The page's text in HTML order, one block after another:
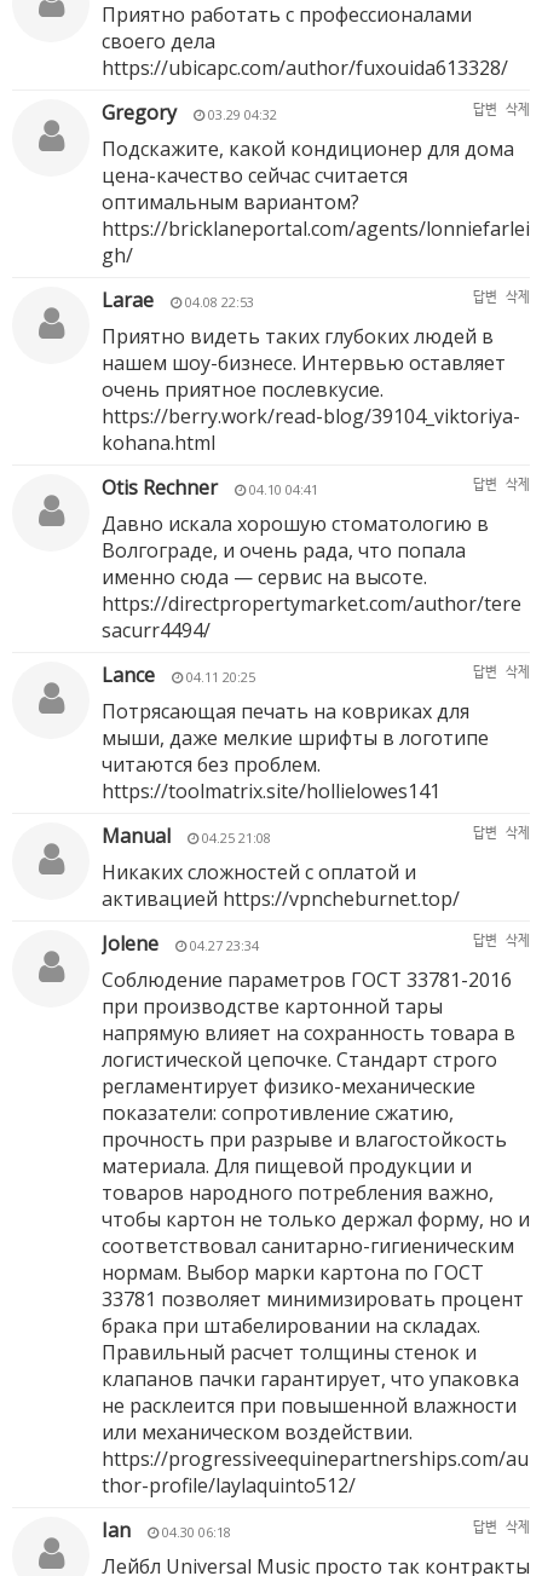
Приятно работать с профессионалами
своего дела
https://ubicapc.com/author/fuxouida613328/
Gregory
03.29 04:32 답변 삭제
Подскажите, какой кондиционер для дома
цена-качество сейчас считается
оптимальным вариантом?
https://bricklaneportal.com/agents/lonniefarlei
gh/
Larae
04.08 22:53 답변 삭제
Приятно видеть таких глубоких людей в
нашем шоу-бизнесе. Интервью оставляет
очень приятное послевкусие.
https://berry.work/read-blog/39104_viktoriya-
kohana.html
Otis Rechner
04.10 04:41 답변 삭제
Давно искала хорошую стоматологию в
Волгограде, и очень рада, что попала
именно сюда — сервис на высоте.
https://directpropertymarket.com/author/tere
sacurr4494/
Lance
04.11 20:25 답변 삭제
Потрясающая печать на ковриках для
мыши, даже мелкие шрифты в логотипе
читаются без проблем.
https://toolmatrix.site/hollielowes141
Manual
04.25 21:08 답변 삭제
Никаких сложностей с оплатой и
активацией https://vpncheburnet.top/
Jolene
04.27 23:34 답변 삭제
Соблюдение параметров ГОСТ 33781-2016
при производстве картонной тары
напрямую влияет на сохранность товара в
логистической цепочке. Стандарт строго
регламентирует физико-механические
показатели: сопротивление сжатию,
прочность при разрыве и влагостойкость
материала. Для пищевой продукции и
товаров народного потребления важно,
чтобы картон не только держал форму, но и
соответствовал санитарно-гигиеническим
нормам. Выбор марки картона по ГОСТ
33781 позволяет минимизировать процент
брака при штабелировании на складах.
Правильный расчет толщины стенок и
клапанов пачки гарантирует, что упаковка
не расклеится при повышенной влажности
или механическом воздействии.
https://progressiveequinepartnerships.com/au
thor-profile/laylaquinto512/
Ian
04.30 06:18 답변 삭제
Лейбл Universal Music просто так контракты